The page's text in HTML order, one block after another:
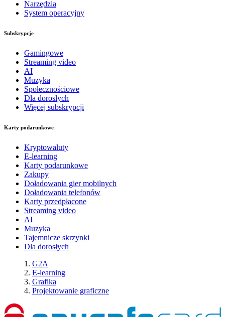
Narzędzia
System operacyjny
Subskrypcje
Gamingowe
Streaming video
AI
Muzyka
Społecznościowe
Dla dorosłych
Więcej subskrypcji
Karty podarunkowe
Kryptowaluty
E-learning
Karty podarunkowe
Zakupy
Doładowania gier mobilnych
Doładowania telefonów
Karty przedpłacone
Streaming video
AI
Muzyka
Tajemnicze skrzynki
Dla dorosłych
G2A
E-learning
Grafika
Projektowanie graficzne